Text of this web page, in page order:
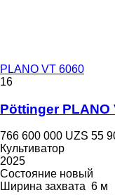
PLANO VT 6060
16
Pöttinger PLANO
766 600 000 UZS 55
Культиватор
2025
Состояние новый
Ширина захвата 6 м